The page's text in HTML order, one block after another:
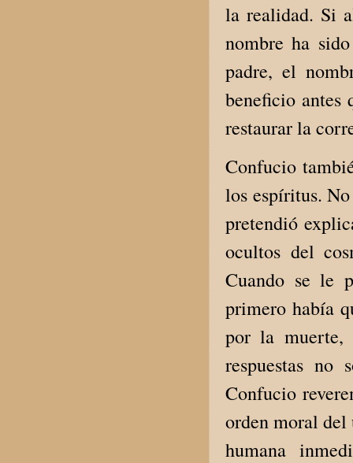
la realidad. Si
nombre ha
padre, el
beneficio antes
restaurar la
Confucio
los espíritus.
pretendió
ocultos del
Cuando se le
primero había
por la muerte,
respuestas no
Confucio
orden moral
humana